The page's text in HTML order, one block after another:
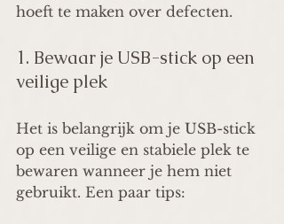
hoeft te maken over defecten.
1. Bewaar je USB-stick op een
veilige plek
Het is belangrijk om je USB-stick
op een veilige en stabiele plek te
bewaren wanneer je hem niet
gebruikt. Een paar tips: